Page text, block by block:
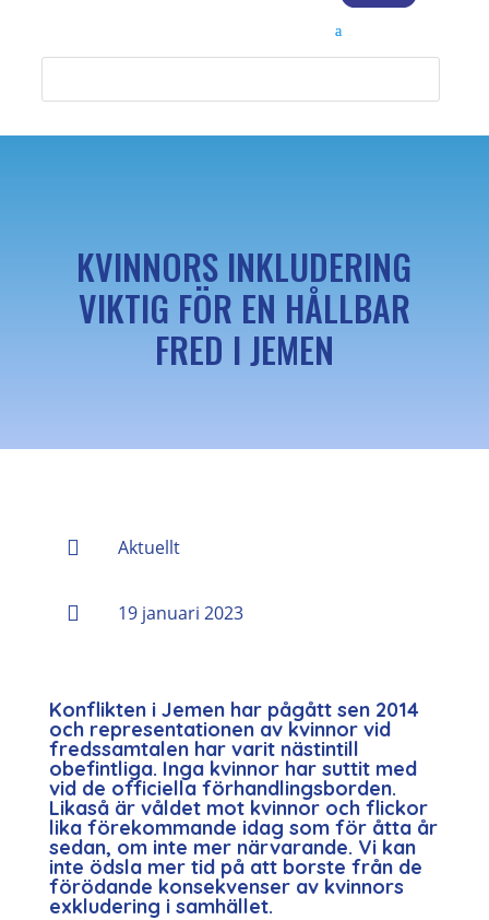
KVINNORS INKLUDERING
VIKTIG FÖR EN HÅLLBAR
FRED I JEMEN
 Aktuellt
 19 januari 2023
Konflikten i Jemen har pågått sen 2014
och representationen av kvinnor vid
fredssamtalen har varit nästintill
obefintliga. Inga kvinnor har suttit med
vid de officiella förhandlingsborden.
Likaså är våldet mot kvinnor och flickor
lika förekommande idag som för åtta år
sedan, om inte mer närvarande. Vi kan
inte ödsla mer tid på att borste från de
förödande konsekvenser av kvinnors
exkludering i samhället.